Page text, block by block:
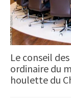
Le conseil
ordinaire du
houlette du